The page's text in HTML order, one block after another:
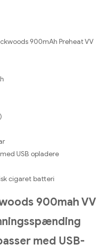
900mAh Preheat VV
USB opladere
cigaret batteri
900mah VV
med USB-